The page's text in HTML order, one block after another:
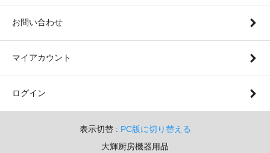
お問い合わせ
マイアカウント
ログイン
表示切替 : PC版に切り替える
大輝厨房機器用品